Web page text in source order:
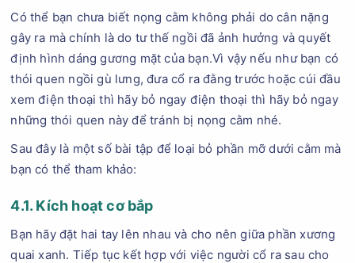
Có thể bạn chưa biết nọng cằm không phải do cân nặng
gây ra mà chính là do tư thế ngồi đã ảnh hưởng và quyết
định hình dáng gương mặt của bạn.Vì vậy nếu như bạn có
thói quen ngồi gù lưng, đưa cổ ra đằng trước hoặc cúi đầu
xem điện thoại thì hãy bỏ ngay điện thoại thì hãy bỏ ngay
những thói quen này để tránh bị nọng cằm nhé.
Sau đây là một số bài tập để loại bỏ phần mỡ dưới cằm mà
bạn có thể tham khảo:
4.1. Kích hoạt cơ bắp
Bạn hãy đặt hai tay lên nhau và cho nên giữa phần xương
quai xanh. Tiếp tục kết hợp với việc người cổ ra sau cho